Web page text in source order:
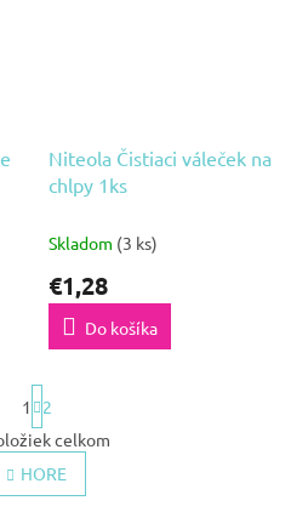
Niteola Čistiaci váleček na
chlpy 1ks
Skladom (3 ks)
€1,28
Do košíka
O
v
S
t
r
á
n
k
1
2
celkom
HORE